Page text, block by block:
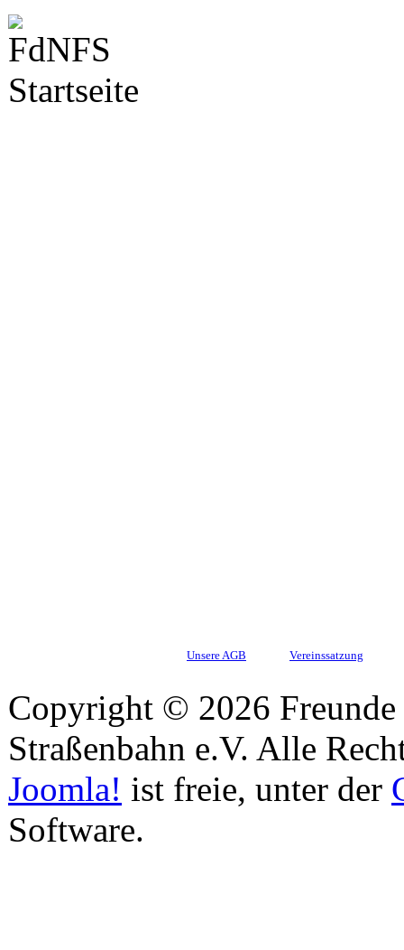
Unsere AGB Vereinssatzung
Copyright © 2026
Straßenbahn e.V. Alle
Joomla! ist freie, unter der
Software.